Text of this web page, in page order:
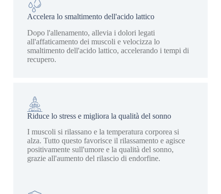
Accelera lo smaltimento dell'acido lattico
Dopo l'allenamento, allevia i dolori legati
all'affaticamento dei muscoli e velocizza lo
smaltimento dell'acido lattico, accelerando i tempi di
recupero.
Riduce lo stress e migliora la qualità del sonno
I muscoli si rilassano e la temperatura corporea si
alza. Tutto questo favorisce il rilassamento e agisce
positivamente sull'umore e la qualità del sonno,
grazie all'aumento del rilascio di endorfine.